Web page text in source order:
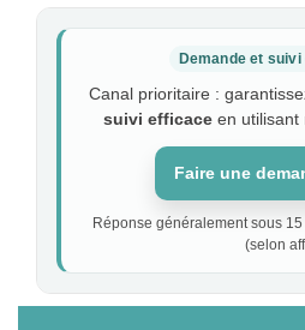
Demande et
Canal prioritaire :
suivi efficace en utilisant
Faire une
Réponse généralement sous
(selon